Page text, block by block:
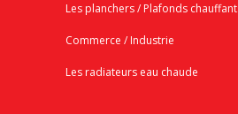
Les planchers / Plafonds
Commerce / Industrie
Les radiateurs eau chaude